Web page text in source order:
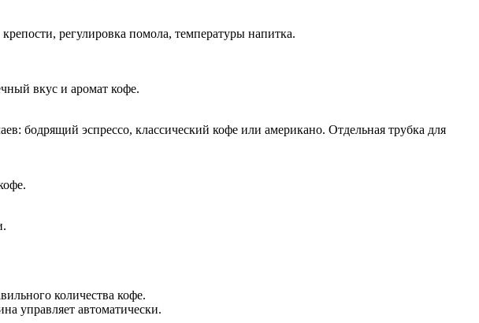
регулировка помола, температуры напитка.
вкус и аромат кофе.
бодрящий эспрессо, классический кофе или американо. Отдельная трубка для
количества кофе.
управляет автоматически.